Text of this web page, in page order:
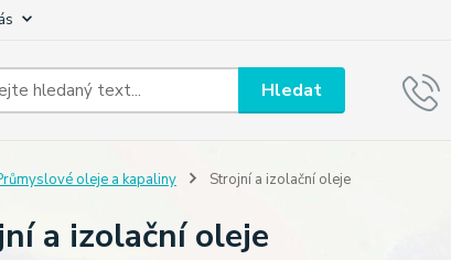
Hledat
oleje a kapaliny Strojní a izolační oleje
a izolační oleje